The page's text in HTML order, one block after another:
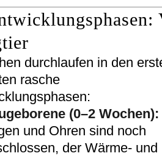
durchlaufen in den
rasche
(0–2 Wochen):
und Ohren sind noch
der Wärme- und